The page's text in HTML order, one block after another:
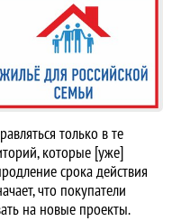
только в те
которые [уже]
срока действия
что покупатели
на новые проекты.